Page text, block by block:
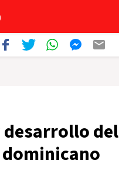
desarrollo del